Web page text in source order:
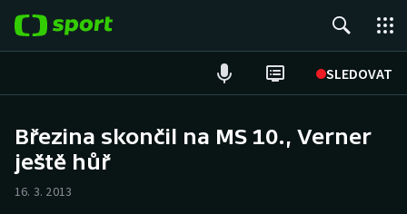
SLEDOVAT
Hokej
Březina skončil na MS 10., Verner
ještě hůř
16. 3. 2013